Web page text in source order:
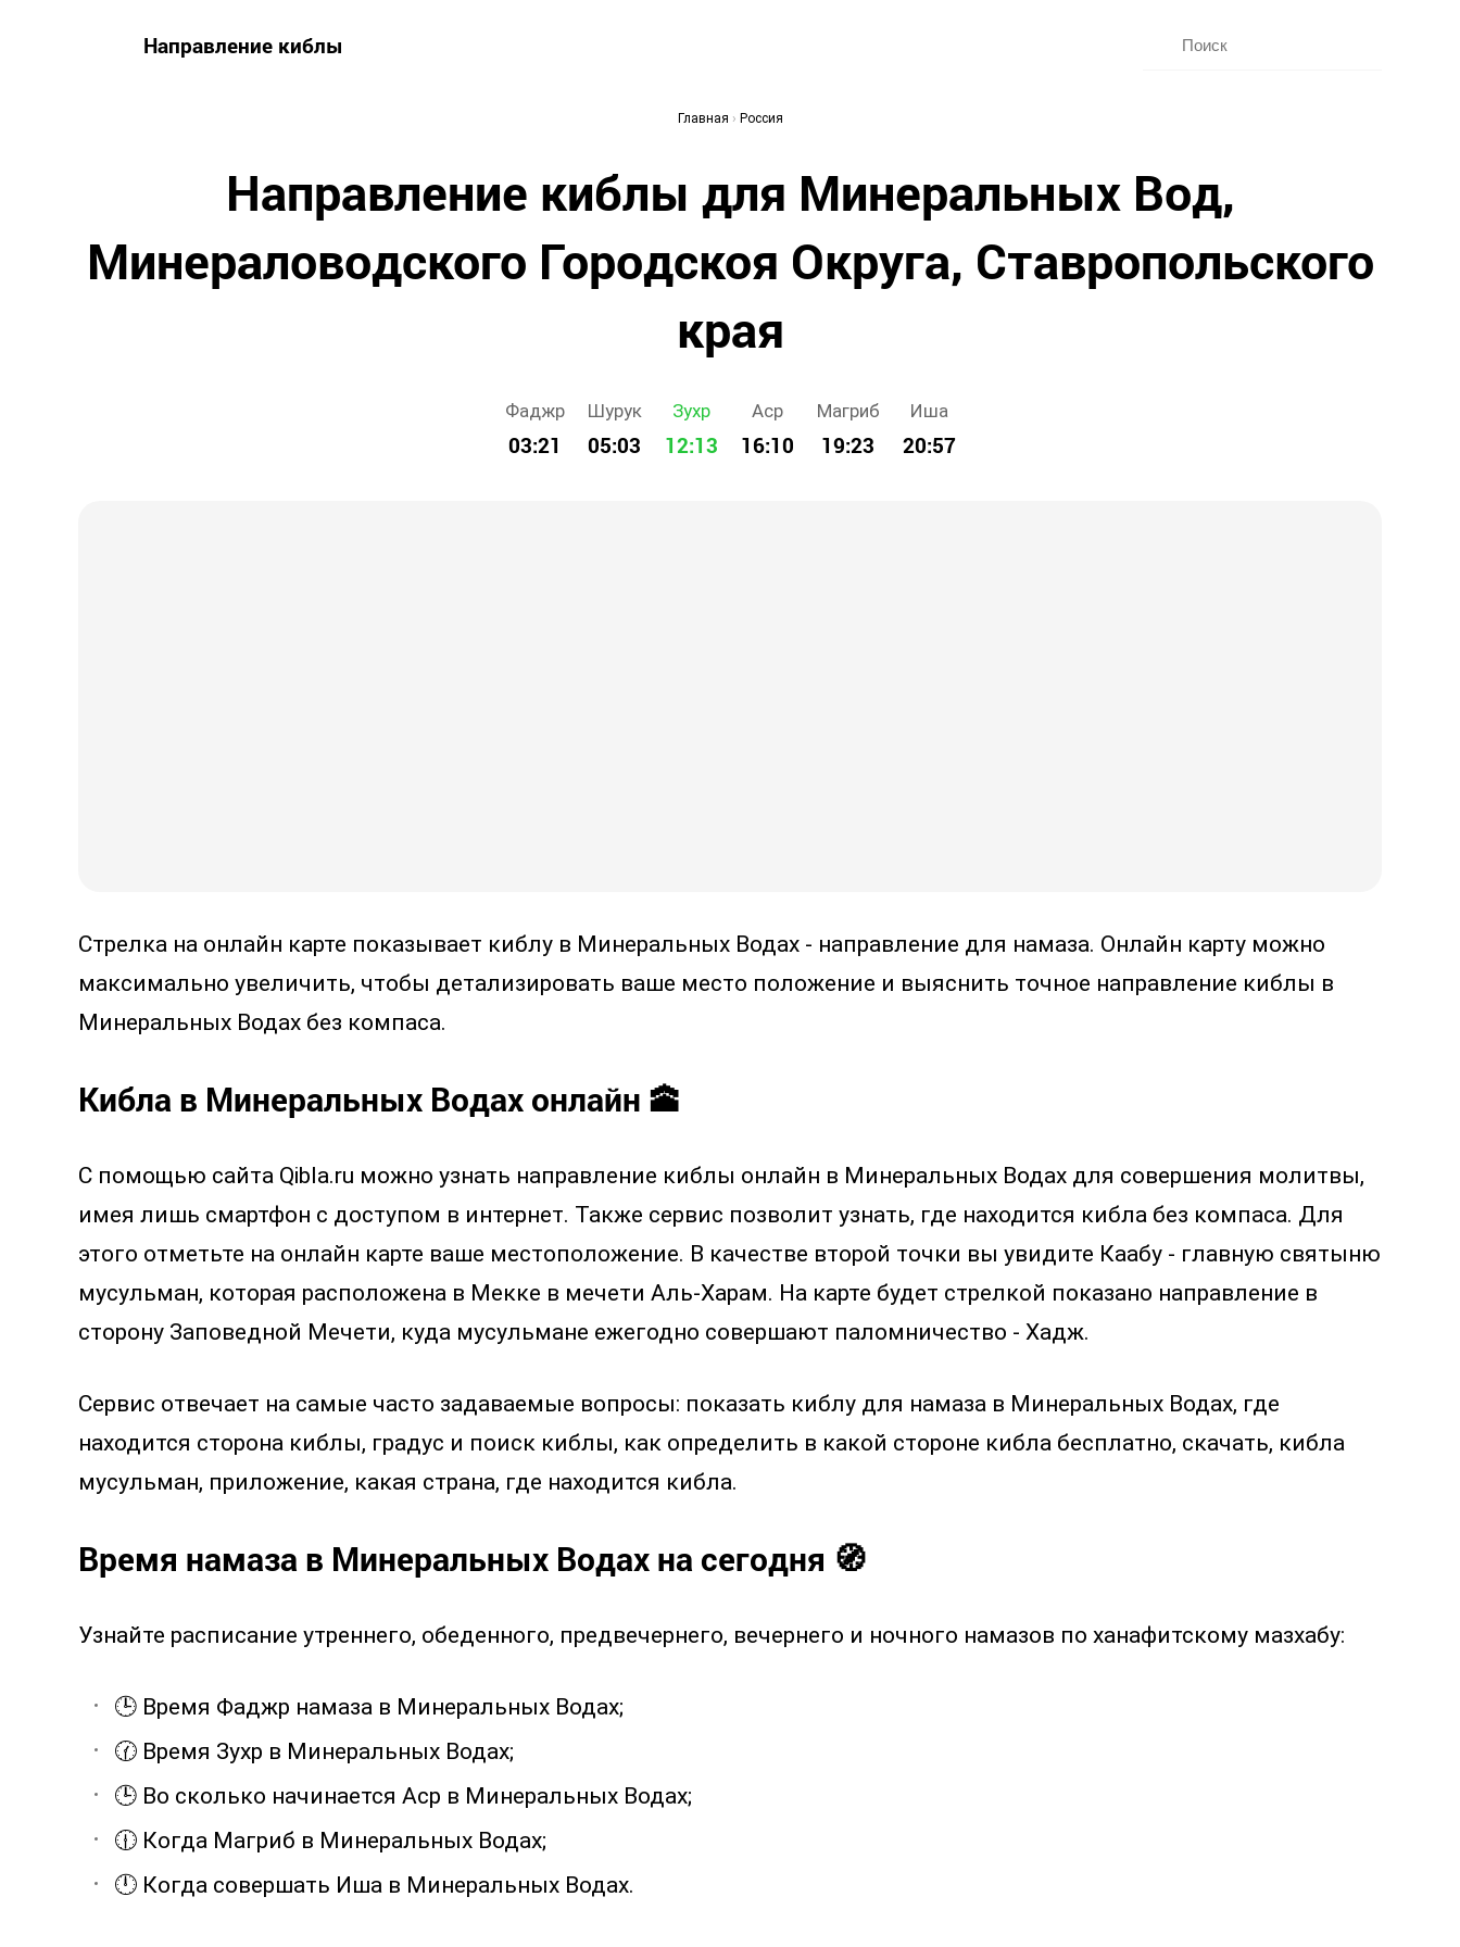
Направление киблы
Главная › Россия
Направление киблы для Минеральных Вод,
Минераловодского Городскоя Округа, Ставропольского
края
Фаджр
03:21
Шурук
05:03
Зухр
12:13
Аср
16:10
Магриб
19:23
Иша
20:57
Стрелка на онлайн карте показывает киблу в Минеральных Водах - направление для намаза. Онлайн карту можно
максимально увеличить, чтобы детализировать ваше место положение и выяснить точное направление киблы в
Минеральных Водах без компаса.
Кибла в Минеральных Водах онлайн 🕋
С помощью сайта Qibla.ru можно узнать направление киблы онлайн в Минеральных Водах для совершения молитвы,
имея лишь смартфон с доступом в интернет. Также сервис позволит узнать, где находится кибла без компаса. Для
этого отметьте на онлайн карте ваше местоположение. В качестве второй точки вы увидите Каабу - главную святыню
мусульман, которая расположена в Мекке в мечети Аль-Харам. На карте будет стрелкой показано направление в
сторону Заповедной Мечети, куда мусульмане ежегодно совершают паломничество - Хадж.
Сервис отвечает на самые часто задаваемые вопросы: показать киблу для намаза в Минеральных Водах, где
находится сторона киблы, градус и поиск киблы, как определить в какой стороне кибла бесплатно, скачать, кибла
мусульман, приложение, какая страна, где находится кибла.
Время намаза в Минеральных Водах на сегодня 🧭
Узнайте расписание утреннего, обеденного, предвечернего, вечернего и ночного намазов по ханафитскому мазхабу:
🕒 Время Фаджр намаза в Минеральных Водах;
🕜 Время Зухр в Минеральных Водах;
🕒 Во сколько начинается Аср в Минеральных Водах;
🕧 Когда Магриб в Минеральных Водах;
🕛 Когда совершать Иша в Минеральных Водах.